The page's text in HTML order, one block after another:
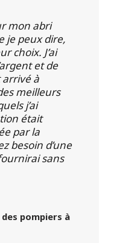
mon abri
je peux dire,
choix. J’ai
et de
arrivé à
meilleurs
j’ai
était
par la
besoin d’une
sans
pompiers à